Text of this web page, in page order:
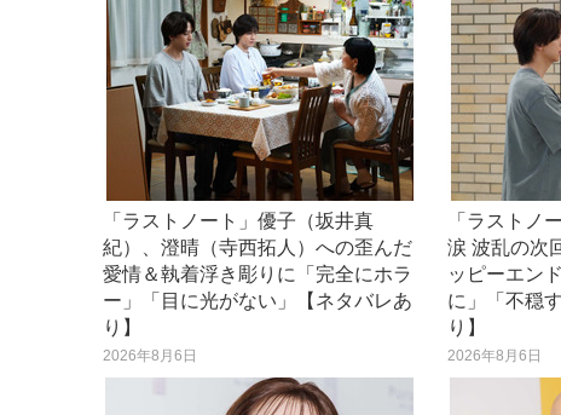
「ラストノート」優子（坂井真
紀）、澄晴（寺西拓人）への歪んだ
愛情＆執着浮き彫りに「完全にホラ
ー」「目に光がない」【ネタバレあ
り】
2026年8月6日
「ラストノ
涙 波乱の次
ッピーエン
に」「不穏
り】
2026年8月6日